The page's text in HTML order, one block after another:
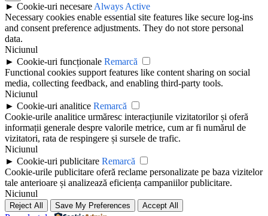
► Cookie-uri necesare Always Active
Necessary cookies enable essential site features like secure log-ins
and consent preference adjustments. They do not store personal
data.
Niciunul
► Cookie-uri funcționale Remarcă
Functional cookies support features like content sharing on social
media, collecting feedback, and enabling third-party tools.
Niciunul
► Cookie-uri analitice Remarcă
Cookie-urile analitice urmăresc interacțiunile vizitatorilor și oferă
informații generale despre valorile metrice, cum ar fi numărul de
vizitatori, rata de respingere și sursele de trafic.
Niciunul
► Cookie-uri publicitare Remarcă
Cookie-urile publicitare oferă reclame personalizate pe baza vizitelor
tale anterioare și analizează eficiența campaniilor publicitare.
Niciunul
Reject All Save My Preferences Accept All